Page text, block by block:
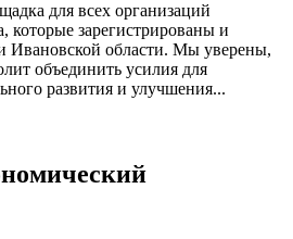
для всех организаций
которые зарегистрированы и
Ивановской области. Мы уверены,
объединить усилия для
развития и улучшения...